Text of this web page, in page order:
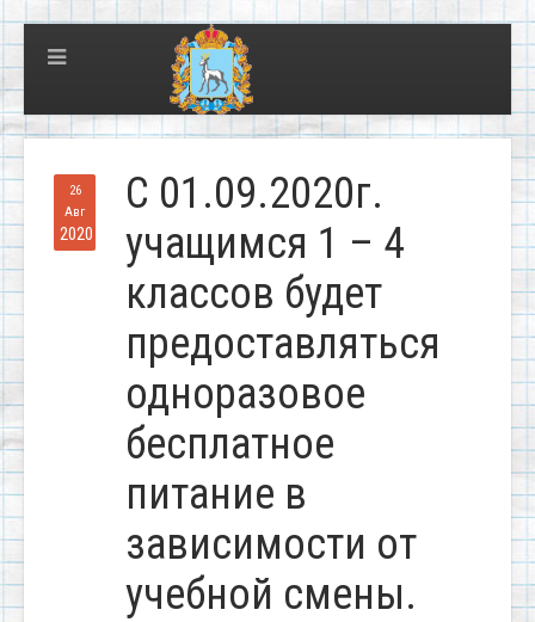
26
Авг
2020
С 01.09.2020г.
учащимся 1 – 4
классов будет
предоставляться
одноразовое
бесплатное
питание в
зависимости от
учебной смены.